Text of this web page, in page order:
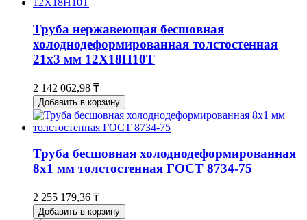
Труба нержавеющая бесшовная
холоднодеформированная толстостенная
21х3 мм 12Х18Н10Т
2 142 062,98 ₸
Добавить в корзину
Труба бесшовная холоднодеформированная
8х1 мм толстостенная ГОСТ 8734-75
2 255 179,36 ₸
Добавить в корзину